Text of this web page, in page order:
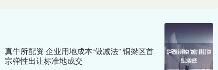
真牛所配资 企业用地成本“做减法” 铜梁区首
宗弹性出让标准地成交